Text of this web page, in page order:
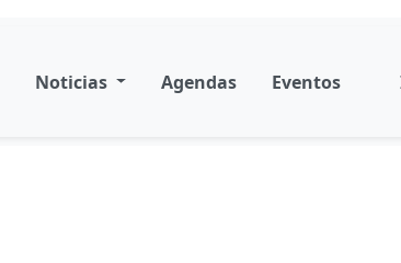
Noticias Agendas Eventos